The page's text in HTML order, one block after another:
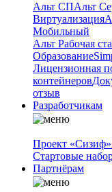
Альт СПАльт
Виртуализация
Мобильный
Альт Рабочая
Образование
Лицензионная
контейнеров
отзыв
Разработчикам
Проект «Сизиф»
Стартовые
Партнёрам